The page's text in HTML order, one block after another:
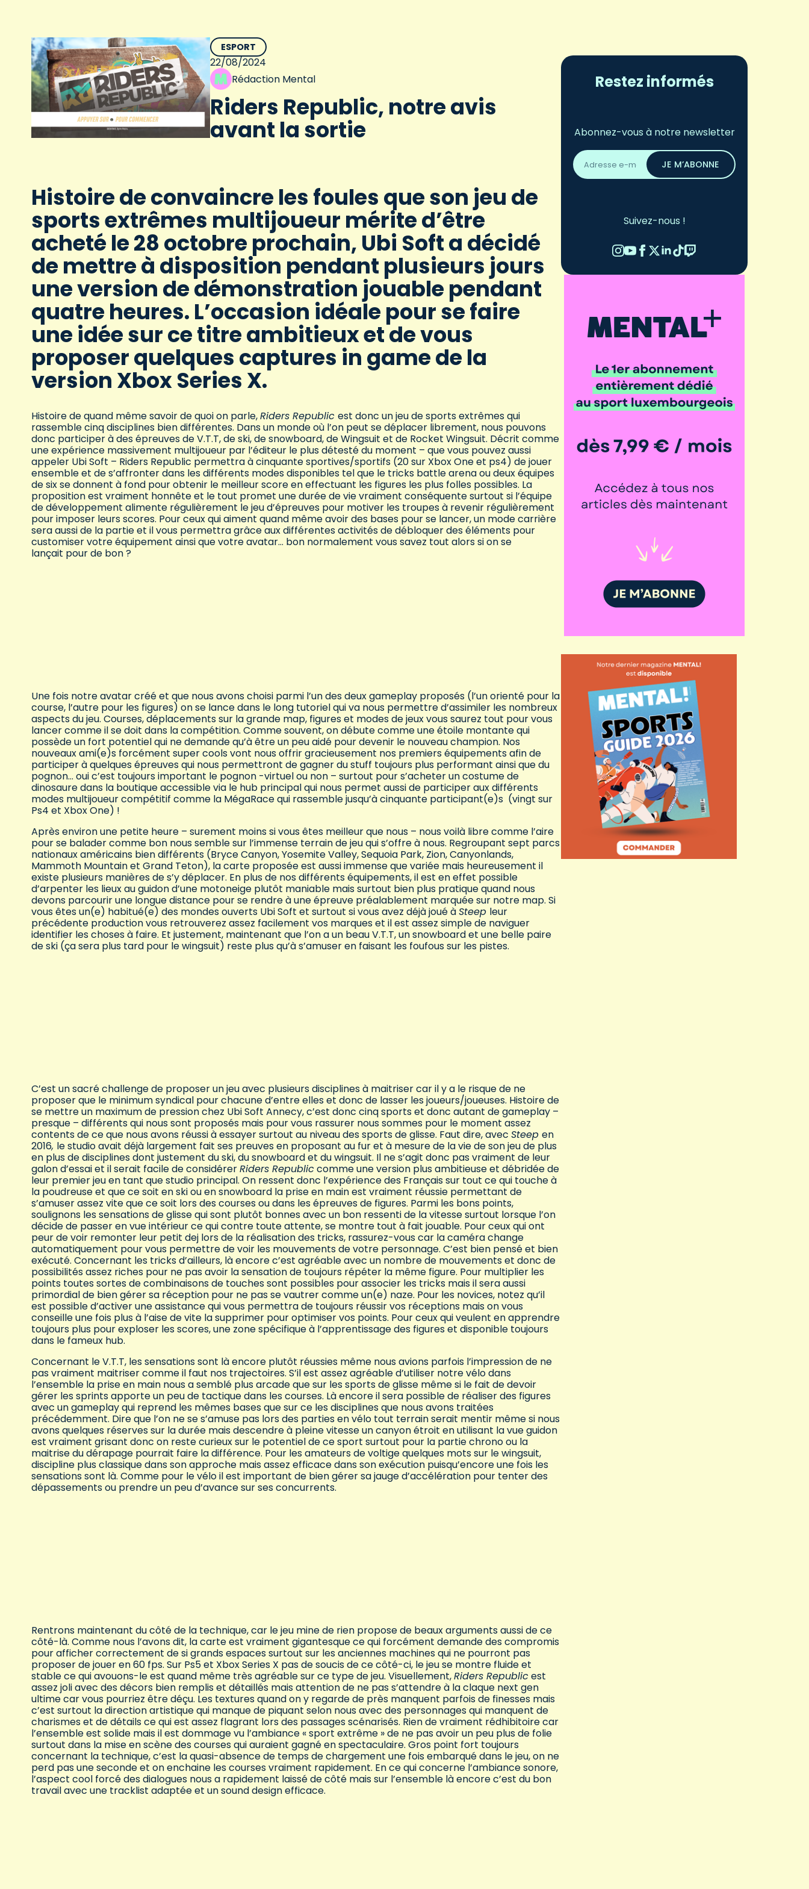
ESPORT
22/08/2024
Rédaction Mental
Riders Republic, notre avis
avant la sortie
Histoire de convaincre les foules que son jeu de
sports extrêmes multijoueur mérite d’être
acheté le 28 octobre prochain, Ubi Soft a décidé
de mettre à disposition pendant plusieurs jours
une version de démonstration jouable pendant
quatre heures. L’occasion idéale pour se faire
une idée sur ce titre ambitieux et de vous
proposer quelques captures in game de la
version Xbox Series X.
Histoire de quand même savoir de quoi on parle,Riders Republic est donc un jeu de sports extrêmes qui
rassemble cinq disciplines bien différentes. Dans un monde où l’on peut se déplacer librement, nous pouvons
donc participer à des épreuves de V.T.T, de ski, de snowboard, de Wingsuit et de Rocket Wingsuit. Décrit comme
une expérience massivement multijoueur par l’éditeur le plus détesté du moment – que vous pouvez aussi
appeler Ubi Soft – Riders Republic permettra à cinquante sportives/sportifs (20 sur Xbox One et ps4) de jouer
ensemble et de s’affronter dans les différents modes disponibles tel que le tricks battle arena ou deux équipes
de six se donnent à fond pour obtenir le meilleur score en effectuant les figures les plus folles possibles. La
proposition est vraiment honnête et le tout promet une durée de vie vraiment conséquente surtout si l’équipe
de développement alimente régulièrement le jeu d’épreuves pour motiver les troupes à revenir régulièrement
pour imposer leurs scores. Pour ceux qui aiment quand même avoir des bases pour se lancer, un mode carrière
sera aussi de la partie et il vous permettra grâce aux différentes activités de débloquer des éléments pour
customiser votre équipement ainsi que votre avatar… bon normalement vous savez tout alors si on se
lançait pour de bon ?
Une fois notre avatar créé et que nous avons choisi parmi l’un des deux gameplay proposés (l’un orienté pour la
course, l’autre pour les figures) on se lance dans le long tutoriel qui va nous permettre d’assimiler les nombreux
aspects du jeu. Courses, déplacements sur la grande map, figures et modes de jeux vous saurez tout pour vous
lancer comme il se doit dans la compétition. Comme souvent, on débute comme une étoile montante qui
possède un fort potentiel qui ne demande qu’à être un peu aidé pour devenir le nouveau champion. Nos
nouveaux ami(e)s forcément super cools vont nous offrir gracieusement nos premiers équipements afin de
participer à quelques épreuves qui nous permettront de gagner du stuff toujours plus performant ainsi que du
pognon… oui c’est toujours important le pognon -virtuel ou non – surtout pour s’acheter un costume de
dinosaure dans la boutique accessible via le hub principal qui nous permet aussi de participer aux différents
modes multijoueur compétitif comme la MégaRace qui rassemble jusqu’à cinquante participant(e)s (vingt sur
Ps4 et Xbox One) !
Après environ une petite heure – surement moins si vous êtes meilleur que nous – nous voilà libre comme l’aire
pour se balader comme bon nous semble sur l’immense terrain de jeu qui s’offre à nous. Regroupant sept parcs
nationaux américains bien différents (Bryce Canyon, Yosemite Valley, Sequoia Park, Zion, Canyonlands,
Mammoth Mountain et Grand Teton), la carte proposée est aussi immense que variée mais heureusement il
existe plusieurs manières de s’y déplacer. En plus de nos différents équipements, il est en effet possible
d’arpenter les lieux au guidon d’une motoneige plutôt maniable mais surtout bien plus pratique quand nous
devons parcourir une longue distance pour se rendre à une épreuve préalablement marquée sur notre map. Si
vous êtes un(e) habitué(e) des mondes ouverts Ubi Soft et surtout si vous avez déjà joué àSteep leur
précédente production vous retrouverez assez facilement vos marques et il est assez simple de naviguer
identifier les choses à faire. Et justement, maintenant que l’on a un beau V.T.T, un snowboard et une belle paire
de ski (ça sera plus tard pour le wingsuit) reste plus qu’à s’amuser en faisant les foufous sur les pistes.
C’est un sacré challenge de proposer un jeu avec plusieurs disciplines à maitriser car il y a le risque de ne
proposer que le minimum syndical pour chacune d’entre elles et donc de lasser les joueurs/joueuses. Histoire de
se mettre un maximum de pression chez Ubi Soft Annecy, c’est donc cinq sports et donc autant de gameplay –
presque – différents qui nous sont proposés mais pour vous rassurer nous sommes pour le moment assez
contents de ce que nous avons réussi à essayer surtout au niveau des sports de glisse. Faut dire, avec Steep en
2016, le studio avait déjà largement fait ses preuves en proposant au fur et à mesure de la vie de son jeu de plus
en plus de disciplines dont justement du ski, du snowboard et du wingsuit. Il ne s’agit donc pas vraiment de leur
galon d’essai et il serait facile de considérerRiders Republiccomme une version plus ambitieuse et débridée de
leur premier jeu en tant que studio principal. On ressent donc l’expérience des Français sur tout ce qui touche à
la poudreuse et que ce soit en ski ou en snowboard la prise en main est vraiment réussie permettant de
s’amuser assez vite que ce soit lors des courses ou dans les épreuves de figures. Parmi les bons points,
soulignons les sensations de glisse qui sont plutôt bonnes avec un bon ressenti de la vitesse surtout lorsque l’on
décide de passer en vue intérieur ce qui contre toute attente, se montre tout à fait jouable. Pour ceux qui ont
peur de voir remonter leur petit dej lors de la réalisation des tricks, rassurez-vous car la caméra change
automatiquement pour vous permettre de voir les mouvements de votre personnage. C’est bien pensé et bien
exécuté. Concernant les tricks d’ailleurs, là encore c’est agréable avec un nombre de mouvements et donc de
possibilités assez riches pour ne pas avoir la sensation de toujours répéter la même figure. Pour multiplier les
points toutes sortes de combinaisons de touches sont possibles pour associer les tricks mais il sera aussi
primordial de bien gérer sa réception pour ne pas se vautrer comme un(e) naze. Pour les novices, notez qu’il
est possible d’activer une assistance qui vous permettra de toujours réussir vos réceptions mais on vous
conseille une fois plus à l’aise de vite la supprimer pour optimiser vos points. Pour ceux qui veulent en apprendre
toujours plus pour exploser les scores, une zone spécifique à l’apprentissage des figures et disponible toujours
dans le fameux hub.
Concernant le V.T.T, les sensations sont là encore plutôt réussies même nous avions parfois l’impression de ne
pas vraiment maitriser comme il faut nos trajectoires. S’il est assez agréable d’utiliser notre vélo dans
l’ensemble la prise en main nous a semblé plus arcade que sur les sports de glisse même si le fait de devoir
gérer les sprints apporte un peu de tactique dans les courses. Là encore il sera possible de réaliser des figures
avec un gameplay qui reprend les mêmes bases que sur ce les disciplines que nous avons traitées
précédemment. Dire que l’on ne se s’amuse pas lors des parties en vélo tout terrain serait mentir même si nous
avons quelques réserves sur la durée mais descendre à pleine vitesse un canyon étroit en utilisant la vue guidon
est vraiment grisant donc on reste curieux sur le potentiel de ce sport surtout pour la partie chrono ou la
maitrise du dérapage pourrait faire la différence. Pour les amateurs de voltige quelques mots sur le wingsuit,
discipline plus classique dans son approche mais assez efficace dans son exécution puisqu’encore une fois les
sensations sont là. Comme pour le vélo il est important de bien gérer sa jauge d’accélération pour tenter des
dépassements ou prendre un peu d’avance sur ses concurrents.
Rentrons maintenant du côté de la technique, car le jeu mine de rien propose de beaux arguments aussi de ce
côté-là. Comme nous l’avons dit, la carte est vraiment gigantesque ce qui forcément demande des compromis
pour afficher correctement de si grands espaces surtout sur les anciennes machines qui ne pourront pas
proposer de jouer en 60 fps. Sur Ps5 et Xbox Series X pas de soucis de ce côté-ci, le jeu se montre fluide et
stable ce qui avouons-le est quand même très agréable sur ce type de jeu. Visuellement,Riders Republicest
assez joli avec des décors bien remplis et détaillés mais attention de ne pas s’attendre à la claque next gen
ultime car vous pourriez être déçu. Les textures quand on y regarde de près manquent parfois de finesses mais
c’est surtout la direction artistique qui manque de piquant selon nous avec des personnages qui manquent de
charismes et de détails ce qui est assez flagrant lors des passages scénarisés. Rien de vraiment rédhibitoire car
l’ensemble est solide mais il est dommage vu l’ambiance « sport extrême » de ne pas avoir un peu plus de folie
surtout dans la mise en scène des courses qui auraient gagné en spectaculaire. Gros point fort toujours
concernant la technique, c’est la quasi-absence de temps de chargement une fois embarqué dans le jeu, on ne
perd pas une seconde et on enchaine les courses vraiment rapidement. En ce qui concerne l’ambiance sonore,
l’aspect cool forcé des dialogues nous a rapidement laissé de côté mais sur l’ensemble là encore c’est du bon
travail avec une tracklist adaptée et un sound design efficace.
Restez informés
Abonnez-vous à notre newsletter
Adresse
email
*
JE M’ABONNE
Suivez-nous !